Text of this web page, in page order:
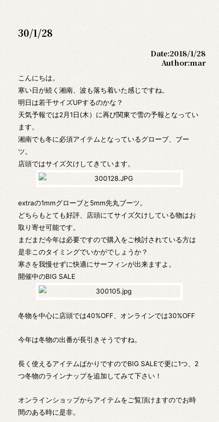
30/1/28
Date:2018/1/28
Author:mar
こんにちは。
寒い日が続く湘南、波も落ち着いた感じですね。
明日は若干サイズUPするのかな？
天気予報では2月1日(木）に再び関東で雪の予報となってい
ます。
湘南でも冬に必須アイテムとなっているグローブ、ブー
ツ。
店頭ではサイズ欠けしてきています。
extraの1mmグローブと5mm先丸ブーツ。
どちらもとても好評、店頭にてサイズ欠けしている物はお
取り寄せ可能です。
まだまだ今年は必要ですので購入をご検討されている方は
是非このタイミングでいかがでしょうか？
寒さを我慢せずに快適にサーフィンが出来ますよ。
開催中のBIG SALE
冬物を中心に店頭では40%OFF、オンラインでは30%OFF
今年は冬物の出番が長引きそうですね。
長く使えるアイテムばかりですのでBIG SALEで更に1つ、2
つ冬物のラインナップを追加してみて下さい！
オンラインショップからアイテムをご覧頂けますのでお時
間のある時に是非。